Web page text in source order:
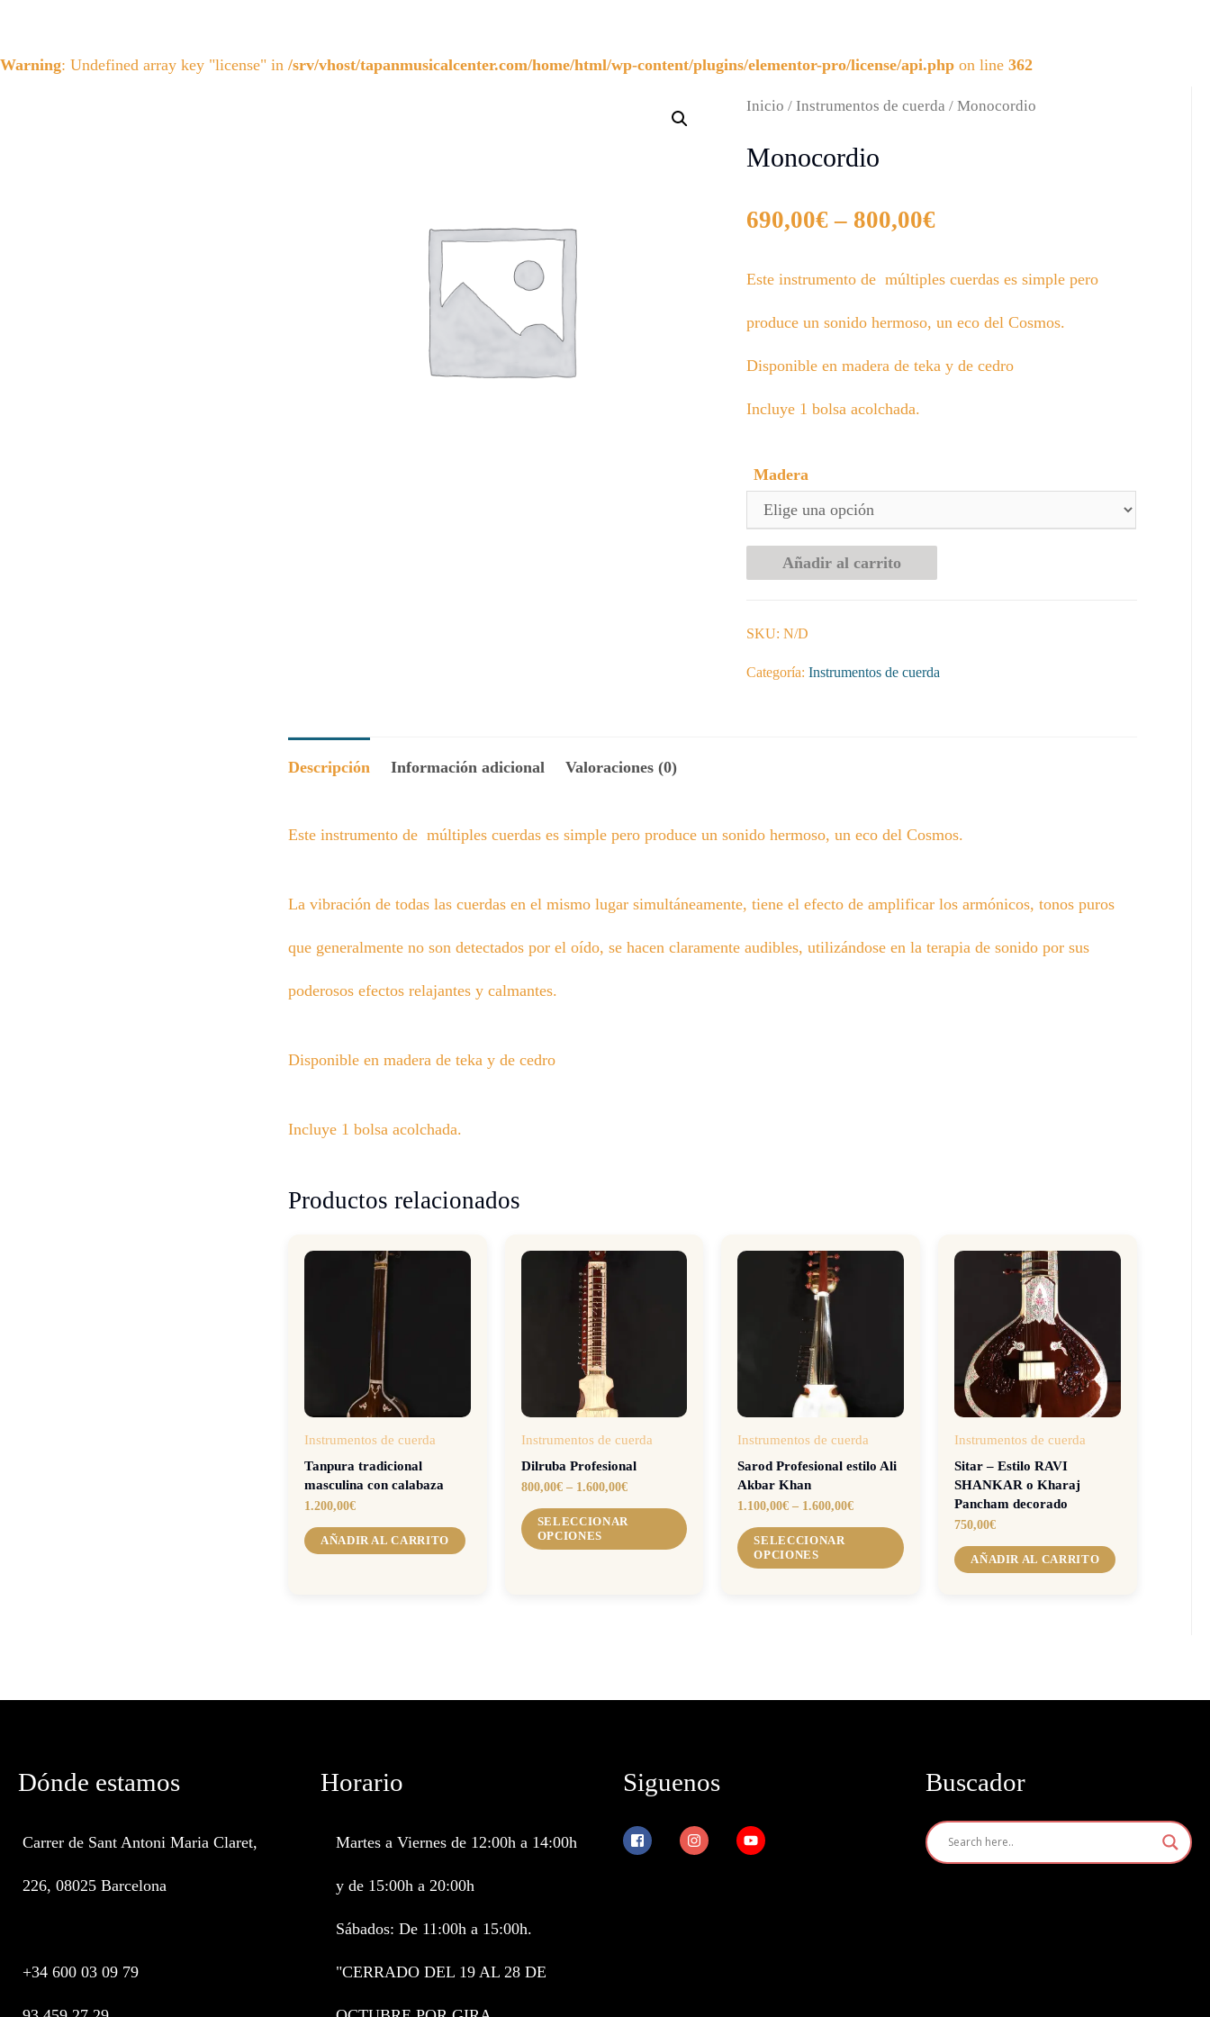
Warning: Undefined array key "license" in /srv/vhost/tapanmusicalcenter.com/home/html/wp-content/plugins/elementor-pro/license/api.php on line 362
Inicio /Instrumentos de cuerda / Monocordio
Monocordio
690,00€ – 800,00€
Este instrumento de múltiples cuerdas es simple pero
produce un sonido hermoso, un eco del Cosmos.
Disponible en madera de teka y de cedro
Incluye 1 bolsa acolchada.
Madera
Añadir al carrito
SKU:N/D
Categoría:Instrumentos de cuerda
Descripción Información adicional Valoraciones (0)
Este instrumento de múltiples cuerdas es simple pero produce un sonido hermoso, un eco del Cosmos.
La vibración de todas las cuerdas en el mismo lugar simultáneamente, tiene el efecto de amplificar los armónicos, tonos puros
que generalmente no son detectados por el oído, se hacen claramente audibles, utilizándose en la terapia de sonido por sus
poderosos efectos relajantes y calmantes.
Disponible en madera de teka y de cedro
Incluye 1 bolsa acolchada.
Productos relacionados
Instrumentos de cuerda
Tanpura tradicional
masculina con calabaza
1.200,00€
AÑADIR AL CARRITO
Instrumentos de cuerda
Dilruba Profesional
800,00€– 1.600,00€
SELECCIONAR
OPCIONES
Instrumentos de cuerda
Sarod Profesional estilo Ali
Akbar Khan
1.100,00€ – 1.600,00€
SELECCIONAR
OPCIONES
Instrumentos de cuerda
Sitar – Estilo RAVI
SHANKAR o Kharaj
Pancham decorado
750,00€
AÑADIR AL CARRITO
Dónde estamos
Carrer de Sant Antoni Maria Claret,
226, 08025 Barcelona
+34 600 03 09 79
Horario
Martes a Viernes de 12:00h a 14:00h
y de 15:00h a 20:00h
Sábados: De 11:00h a 15:00h.
"CERRADO DEL 19 AL 28 DE
Siguenos Buscador